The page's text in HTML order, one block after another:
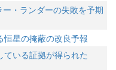
・ランダーの失敗を予期
星の掩蔽の改良予報
いる証拠が得られた